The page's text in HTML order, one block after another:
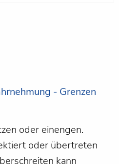
- Grenzen
oder einengen.
oder übertreten
kann